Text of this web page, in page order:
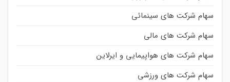
سهام شرکت های سینمائی
سهام شرکت های مالی
سهام شرکت های هواپیمایی و ایرلاین
سهام شرکت های ورزشی